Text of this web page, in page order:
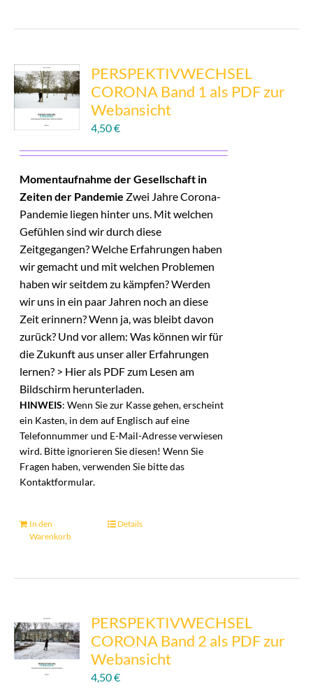
PERSPEKTIVWECHSEL
CORONA Band 1 als PDF zur
Webansicht
4,50€
Momentaufnahme der Gesellschaft in
Zeiten der Pandemie Zwei Jahre Corona-
Pandemie liegen hinter uns. Mit welchen
Gefühlen sind wir durch diese
Zeitgegangen? Welche Erfahrungen haben
wir gemacht und mit welchen Problemen
haben wir seitdem zu kämpfen? Werden
wir uns in ein paar Jahren noch an diese
Zeit erinnern? Wenn ja, was bleibt davon
zurück? Und vor allem: Was können wir für
die Zukunft aus unser aller Erfahrungen
lernen? > Hier als PDF zum Lesen am
Bildschirm herunterladen.
HINWEIS: Wenn Sie zur Kasse gehen, erscheint
ein Kasten, in dem auf Englisch auf eine
Telefonnummer und E-Mail-Adresse verwiesen
wird. Bitte ignorieren Sie diesen! Wenn Sie
Fragen haben, verwenden Sie bitte das
Kontaktformular.
In den
Warenkorb
Details
PERSPEKTIVWECHSEL
CORONA Band 2 als PDF zur
Webansicht
4,50€